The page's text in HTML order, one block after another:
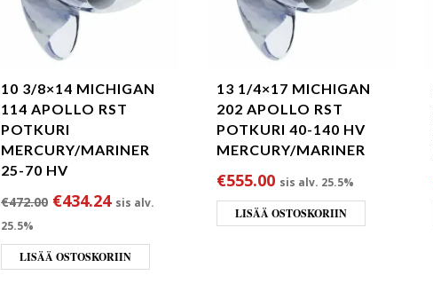
10 3/8×14 MICHIGAN
114 APOLLO RST
POTKURI
MERCURY/MARINER
25-70 HV
€472.00 Alkuperäinen hinta oli: €472.00.
€434.24Nykyinen hinta on: €434.24.
sis alv.
25.5%
LISÄÄ OSTOSKORIIN
13 1/4×17 MICHIGAN
202 APOLLO RST
POTKURI 40-140 HV
MERCURY/MARINER
€555.00 sis alv. 25.5%
LISÄÄ OSTOSKORIIN